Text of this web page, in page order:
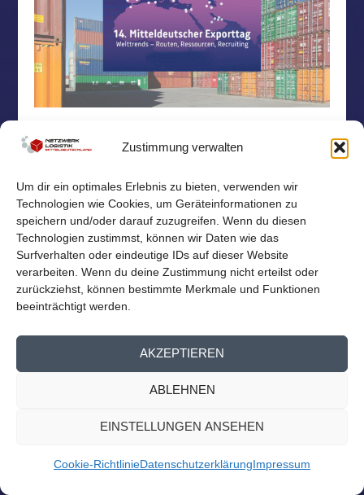
Zustimmung verwalten
Um dir ein optimales Erlebnis zu bieten, verwenden wir
Technologien wie Cookies, um Geräteinformationen zu
speichern und/oder darauf zuzugreifen. Wenn du diesen
Technologien zustimmst, können wir Daten wie das
Surfverhalten oder eindeutige IDs auf dieser Website
verarbeiten. Wenn du deine Zustimmung nicht erteilst oder
zurückziehst, können bestimmte Merkmale und Funktionen
beeinträchtigt werden.
AKZEPTIEREN
ABLEHNEN
EINSTELLUNGEN ANSEHEN
Cookie-RichtlinieDatenschutzerklärungImpressum
MITTELDEUTSCHEN EXPORTTAG
Homepage
Logistiknetzwerk beim Mitteldeutschen Exporttag Am
13. September findet der 14. Mitteldeutsche...
WEITERLESEN